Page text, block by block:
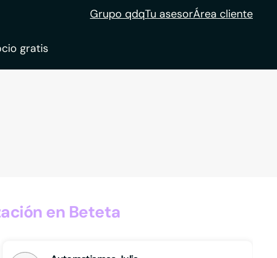
Grupo qdqTu asesorÁrea cliente
gratis
en Beteta